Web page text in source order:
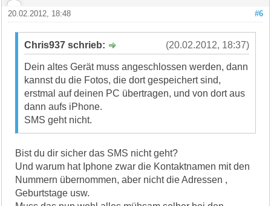
#6
20.02.2012, 18:48
(20.02.2012, 18:37)
Chris937 schrieb:
Dein altes Gerät muss angeschlossen werden, dann
kannst du die Fotos, die dort gespeichert sind,
erstmal auf deinen PC übertragen, und von dort aus
dann aufs iPhone.
SMS geht nicht.
Bist du dir sicher das SMS nicht geht?
Und warum hat Iphone zwar die Kontaktnamen mit den
Nummern übernommen, aber nicht die Adressen ,
Geburtstage usw.